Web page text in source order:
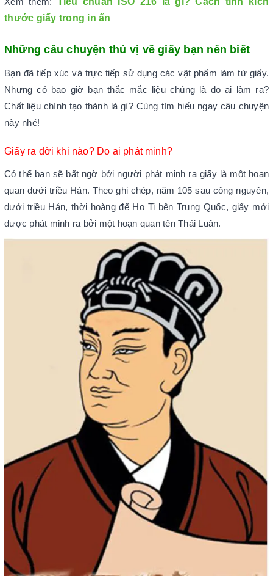
thước giấy trong in ấn
Những câu chuyện thú vị về giấy bạn nên biết
Bạn đã tiếp xúc và trực tiếp sử dụng các vật phẩm làm từ giấy.
Nhưng có bao giờ bạn thắc mắc liệu chúng là do ai làm ra?
Chất liệu chính tạo thành là gì? Cùng tìm hiểu ngay câu chuyện
này nhé!
Giấy ra đời khi nào? Do ai phát minh?
Có thể bạn sẽ bất ngờ bởi người phát minh ra giấy là một hoạn
quan dưới triều Hán. Theo ghi chép, năm 105 sau công nguyên,
dưới triều Hán, thời hoàng đế Ho Ti bên Trung Quốc, giấy mới
được phát minh ra bởi một hoạn quan tên Thái Luân.